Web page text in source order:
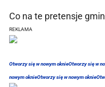
Co na te pretensje
REKLAMA
Otworzy się w nowym oknieOtworzy się w
nowym oknieOtworzy się w nowym oknie